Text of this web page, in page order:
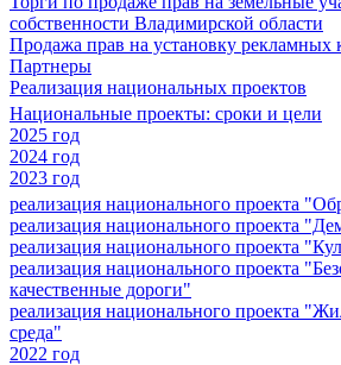
собственности Владимирской области
Продажа прав на установку рекламных
Партнеры
Реализация национальных проектов
Национальные проекты: сроки и цели
2025 год
2024 год
2023 год
реализация национального проекта
реализация национального проекта
реализация национального проекта
реализация национального проекта
качественные дороги"
реализация национального проекта
среда"
2022 год